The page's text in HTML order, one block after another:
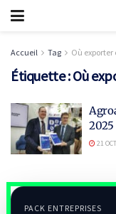
Accueil Tag Où exporter
Étiquette :Où
21
PACK ENTREPRISES